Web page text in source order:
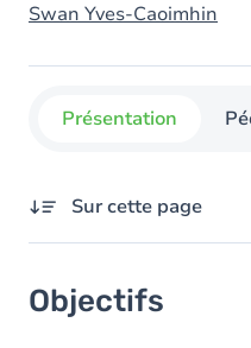
Swan Yves-Caoimhin
Présentation
Sur cette page
Contenu
Objectifs